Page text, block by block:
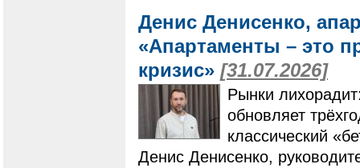
Денис Денисенко,
«Апартаменты – это
кризис» [31.07.2026]
Рынки
обновляет
классический
Денис Денисенко,